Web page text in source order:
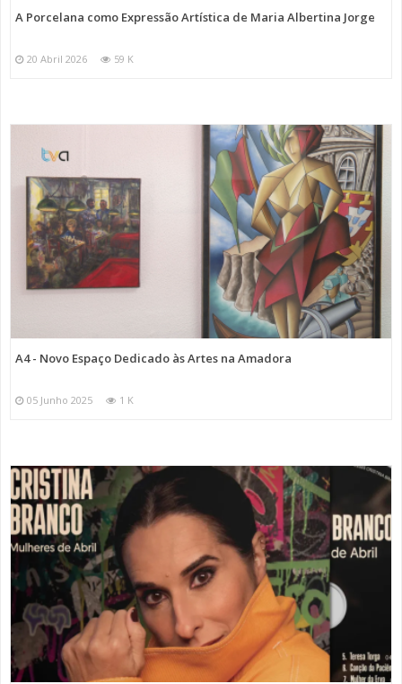
A Porcelana como Expressão Artística de Maria Albertina Jorge
20 Abril 2026 59 K
A4 - Novo Espaço Dedicado às Artes na Amadora
05 Junho 2025 1 K